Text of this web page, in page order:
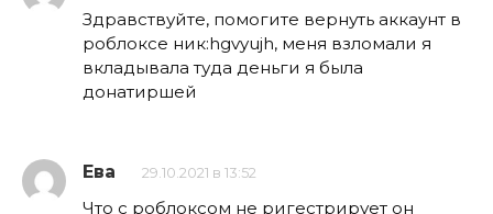
Здравствуйте, помогите вернуть аккаунт в
роблоксе ник:hgvyujh, меня взломали я
вкладывала туда деньги я была
донатиршей
Ева 29.10.2021 в 13:52
Что с роблоксом не ригестрирует он